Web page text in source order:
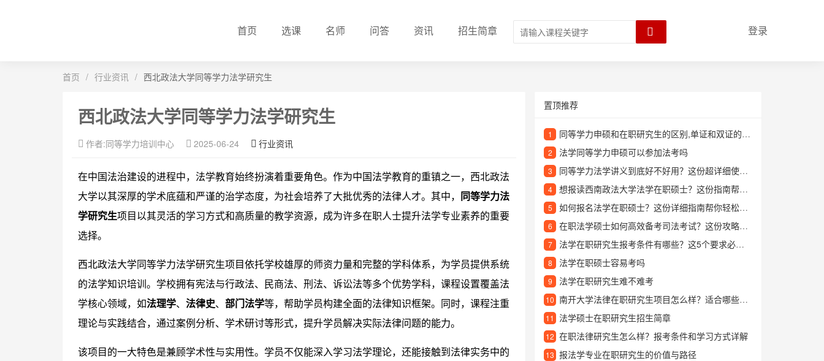
首页 选课 名师 问答 资讯 招生简章 登录
首页 / 行业资讯 / 西北政法大学同等学力法学研究生
西北政法大学同等学力法学研究生
作者:同等学力培训中心 2025-06-24 行业资讯
在中国法治建设的进程中，法学教育始终扮演着重要角色。作为中国法学教育的重镇之一，西北政法
大学以其深厚的学术底蕴和严谨的治学态度，为社会培养了大批优秀的法律人才。其中，
同等学力法
学研究生项目以其灵活的学习方式和高质量的教学资源，成为许多在职人士提升法学专业素养的重要
选择。
西北政法大学同等学力法学研究生项目依托学校雄厚的师资力量和完整的学科体系，为学员提供系统
的法学知识培训。学校拥有宪法与行政法、民商法、刑法、诉讼法等多个优势学科，课程设置覆盖法
学核心领域，如法理学、 法律史、 部门法学等，帮助学员构建全面的法律知识框架。同时，课程注重
理论与实践结合，通过案例分析、学术研讨等形式，提升学员解决实际法律问题的能力。
该项目的一大特色是兼顾学术性与实用性。学员不仅能深入学习法学理论，还能接触到法律实务中的
置顶推荐
1 同等学力申硕和在职研究生的区别,单证和双证的区别
2 法学同等学力申硕可以参加法考吗
3 同等学力法学讲义到底好不好用？这份超详细使用指南告诉你答案
4 想报读西南政法大学法学在职硕士？这份指南帮你全面了解
5 如何报名法学在职硕士？这份详细指南帮你轻松搞定
6 在职法学硕士如何高效备考司法考试？这份攻略请收好
7 法学在职研究生报考条件有哪些？这5个要求必须满足
8 法学在职硕士容易考吗
9 法学在职研究生难不难考
10 南开大学法律在职研究生项目怎么样？适合哪些人报考？
11 法学硕士在职研究生招生简章
12 在职法律研究生怎么样？报考条件和学习方式详解
13 报法学专业在职研究生的价值与路径